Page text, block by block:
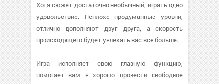
Хотя сюжет достаточно необычный, играть одно
удовольствие. Неплохо продуманные уровни,
отлично дополняют друг друга, а скорость
происходящего будет увлекать вас все больше.
Игра исполняет свою главную функцию,
помогает вам в хорошо провести свободное